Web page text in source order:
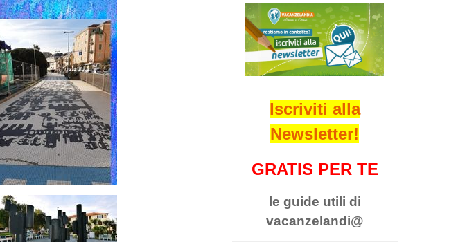
Iscriviti alla
Newsletter!
GRATIS PER TE
le guide utili di
vacanzelandi@